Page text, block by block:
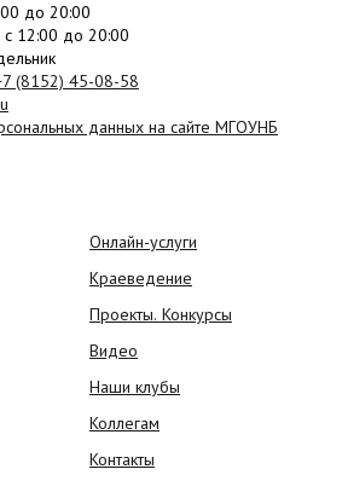
до 20:00
: c 12:00 до 20:00
(8152) 45-08-58
данных на сайте МГОУНБ
Онлайн-услуги
Краеведение
Проекты. Конкурсы
Видео
Наши клубы
Коллегам
Контакты